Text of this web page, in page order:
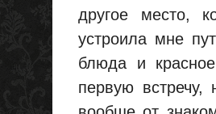
другое место,
устроила мне
блюда и
первую